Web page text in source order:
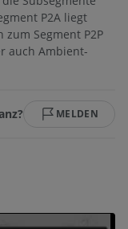
P2A liegt
Segment P2P
auch Ambient-
MELDEN